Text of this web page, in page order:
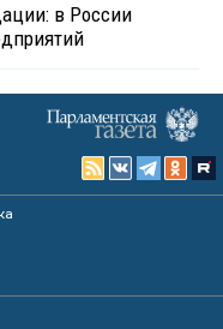
в России